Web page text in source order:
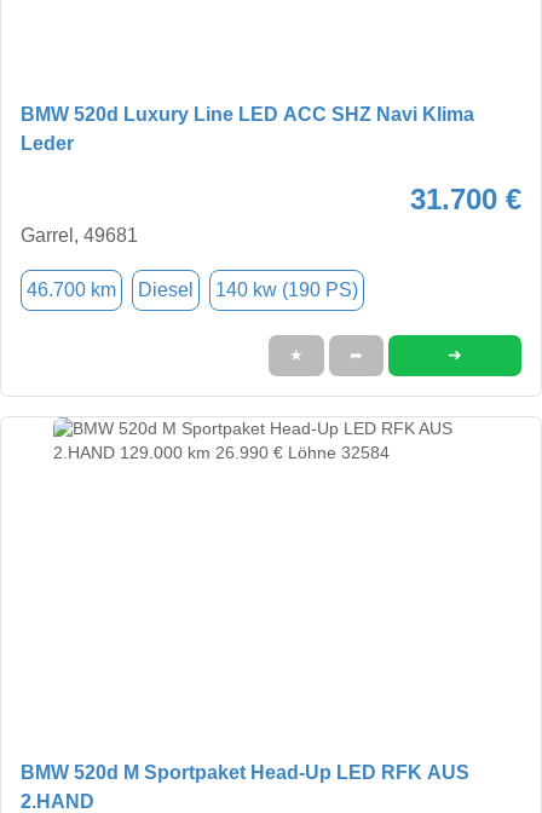
BMW 520d Luxury Line LED ACC SHZ Navi Klima
Leder
31.700 €
Garrel, 49681
46.700 km Diesel 140 kw (190 PS)
★ ➦ ➜
BMW 520d M Sportpaket Head-Up LED RFK AUS
2.HAND